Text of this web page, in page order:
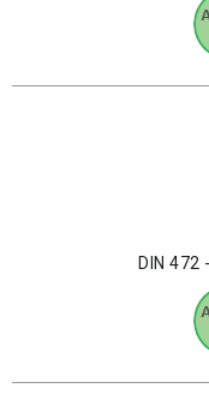
DIN 472